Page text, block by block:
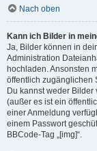
Nach oben
Kann ich Bilder in
Ja, Bilder können in
Administration
hochladen. Ansonsten
öffentlich zugänglichen
Du kannst weder
(außer es ist ein
einer Anmeldung
einem Passwort
BBCode-Tag „[img]“.